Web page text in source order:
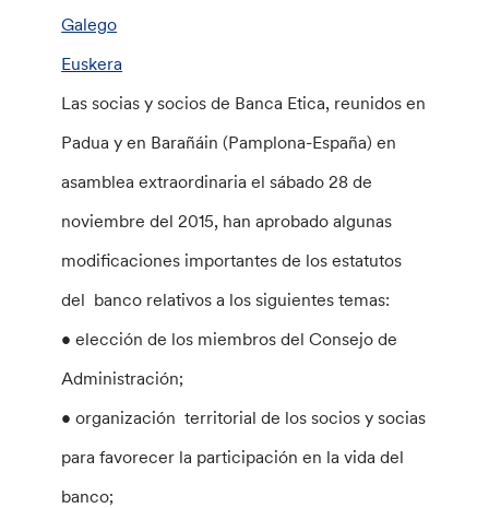
Galego
Euskera
Las socias y socios de Banca Etica, reunidos en
Padua y en Barañáin (Pamplona-España) en
asamblea extraordinaria el sábado 28 de
noviembre del 2015, han aprobado algunas
modificaciones importantes de los estatutos
del banco relativos a los siguientes temas:
• elección de los miembros del Consejo de
Administración;
• organización territorial de los socios y socias
para favorecer la participación en la vida del
banco;